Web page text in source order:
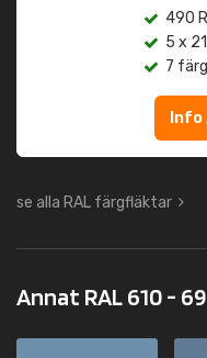
490
5 x
7
se alla RAL färgfläktar
Annat RAL 610 -